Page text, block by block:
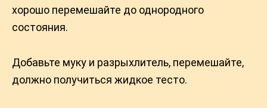
хорошо перемешайте до однородного
состояния.
Добавьте муку и разрыхлитель, перемешайте,
должно получиться жидкое тесто.